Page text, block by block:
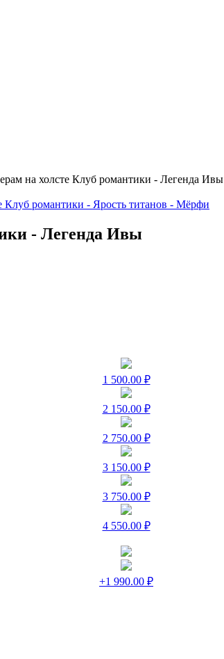
на холсте Клуб романтики - Легенда Ивы
Клуб романтики - Ярость титанов - Мёрфи
- Легенда Ивы
1 500.00 ₽
2 150.00 ₽
2 750.00 ₽
3 150.00 ₽
3 750.00 ₽
4 550.00 ₽
+1 990.00 ₽